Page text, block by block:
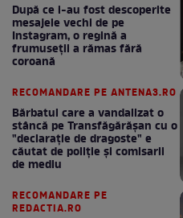
După ce i-au fost descoperite
mesajele vechi de pe
Instagram, o regină a
frumuseții a rămas fără
coroană
RECOMANDARE PE ANTENA3.RO
Bărbatul care a vandalizat o
stâncă pe Transfăgărășan cu o
"declaraţie de dragoste" e
căutat de poliție și comisarii
de mediu
RECOMANDARE PE
REDACTIA.RO